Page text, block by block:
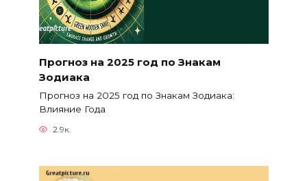
Прогноз на 2025 год по Знакам
Зодиака
Прогноз на 2025 год по Знакам Зодиака:
Влияние Года
2.9к.